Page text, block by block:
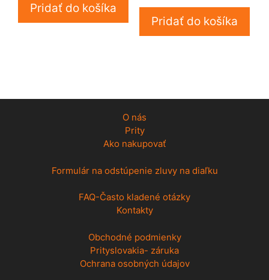
Pridať do košíka
Pridať do košíka
O nás
Prity
Ako nakupovať
Formulár na odstúpenie zluvy na diaľku
FAQ-Často kladené otázky
Kontakty
Obchodné podmienky
Prityslovakia- záruka
Ochrana osobných údajov